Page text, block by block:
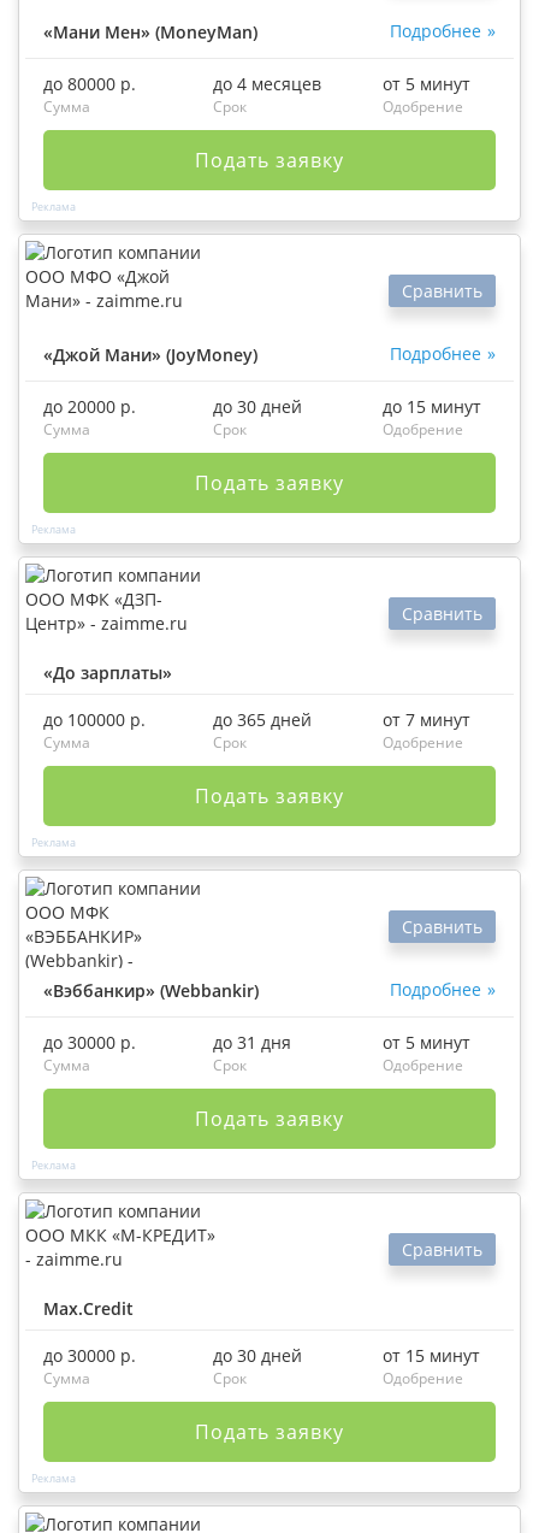
«Мани Мен» (MoneyMan) Подробнее
до 80000 р.
Сумма
до 4 месяцев
Срок
от 5 минут
Одобрение
Подать заявку
«Джой Мани» (JoyMoney) Подробнее
Сравнить
до 20000 р.
Сумма
до 30 дней
Срок
до 15 минут
Одобрение
Подать заявку
«До зарплаты»
Сравнить
до 100000 р.
Сумма
до 365 дней
Срок
от 7 минут
Одобрение
Подать заявку
«Вэббанкир» (Webbankir) Подробнее
Сравнить
до 30000 р.
Сумма
до 31 дня
Срок
от 5 минут
Одобрение
Подать заявку
Max.Credit
Сравнить
до 30000 р.
Сумма
до 30 дней
Срок
от 15 минут
Одобрение
Подать заявку